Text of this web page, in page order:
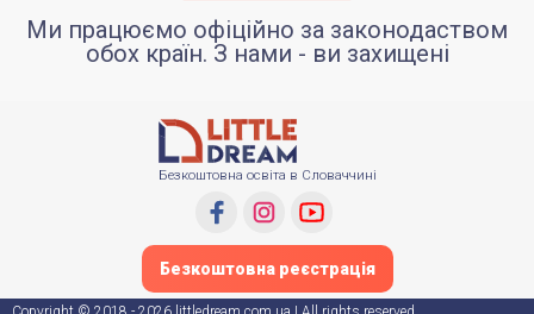
Ми працюємо офіційно за законодаством
обох країн. З нами - ви захищені
Безкоштовна освіта в Словаччині
Безкоштовна реєстрація